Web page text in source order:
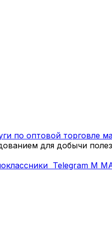
по оптовой торговле
для добычи
Telegram M